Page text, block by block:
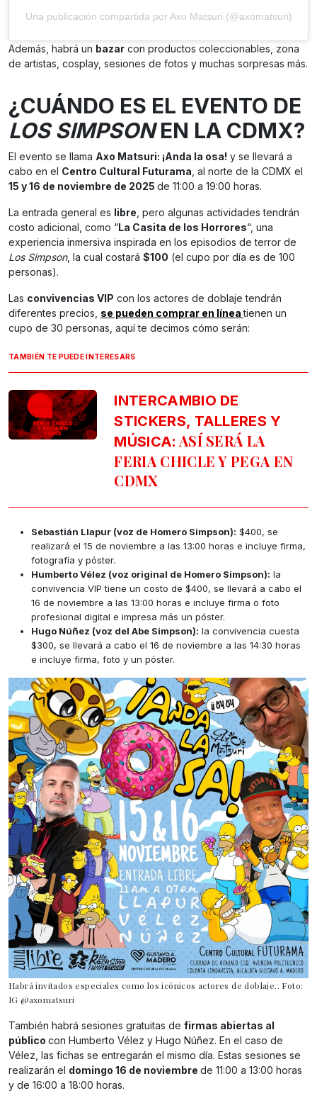
Una publicación compartida por Axo Matsuri (@axomatsuri)
Además, habrá un bazar con productos coleccionables, zona
de artistas, cosplay, sesiones de fotos y muchas sorpresas más.
¿CUÁNDO ES EL EVENTO DE
LOS SIMPSONEN LA CDMX?
El evento se llama Axo Matsuri: ¡Anda la osa! y se llevará a
cabo en el Centro Cultural Futurama , al norte de la CDMX el
15 y 16 de noviembre de 2025 de 11:00 a 19:00 horas.
La entrada general es libre , pero algunas actividades tendrán
costo adicional, como “La Casita de los Horrores“, una
experiencia inmersiva inspirada en los episodios de terror de
Los Simpson, la cual costará $100 (el cupo por día es de 100
personas).
Las convivencias VIP con los actores de doblaje tendrán
diferentes precios, se pueden comprar en líneatienen un
cupo de 30 personas, aquí te decimos cómo serán:
TAMBIÉN TE PUEDE INTERESARS
INTERCAMBIO DE
STICKERS, TALLERES Y
MÚSICA: ASÍ SERÁ LA
FERIA CHICLE Y PEGA EN
CDMX
Sebastián Llapur (voz de Homero Simpson): $400, se
realizará el 15 de noviembre a las 13:00 horas e incluye firma,
fotografía y póster.
Humberto Vélez (voz original de Homero Simpson): la
convivencia VIP tiene un costo de $400, se llevará a cabo el
16 de noviembre a las 13:00 horas e incluye firma o foto
profesional digital e impresa más un póster.
Hugo Núñez (voz del Abe Simpson): la convivencia cuesta
$300, se llevará a cabo el 16 de noviembre a las 14:30 horas
e incluye firma, foto y un póster.
Habrá invitados especiales como los icónicos actores de doblaje.. Foto:
IG @axomatsuri
También habrá sesiones gratuitas de firmas abiertas al
público con Humberto Vélez y Hugo Núñez. En el caso de
Vélez, las fichas se entregarán el mismo día. Estas sesiones se
realizarán el domingo 16 de noviembre de 11:00 a 13:00 horas
y de 16:00 a 18:00 horas.